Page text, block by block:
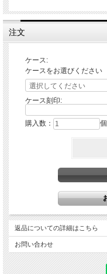
注文
ケース:
ケースをお選びください
ケース刻印:
購入数： 個
返品についての詳細はこちら
お問い合わせ